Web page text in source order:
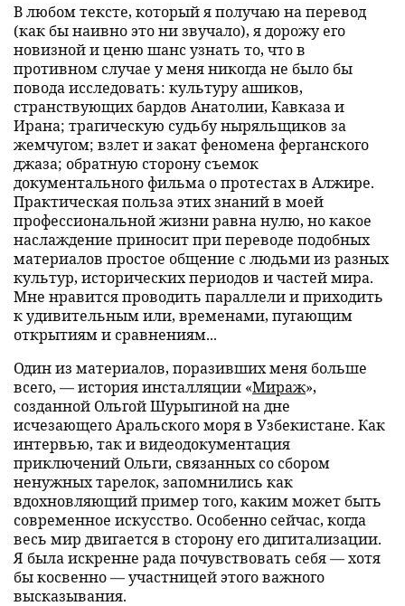
В любом тексте, который я получаю на перевод
(как бы наивно это ни звучало), я дорожу его
новизной и ценю шанс узнать то, что в
противном случае у меня никогда не было бы
повода исследовать: культуру ашиков,
странствующих бардов Анатолии, Кавказа и
Ирана; трагическую судьбу ныряльщиков за
жемчугом; взлет и закат феномена ферганского
джаза; обратную сторону съемок
документального фильма о протестах в Алжире.
Практическая польза этих знаний в моей
профессиональной жизни равна нулю, но какое
наслаждение приносит при переводе подобных
материалов простое общение с людьми из разных
культур, исторических периодов и частей мира.
Мне нравится проводить параллели и приходить
к удивительным или, временами, пугающим
открытиям и сравнениям...
Один из материалов, поразивших меня больше
всего, — история инсталляции «Мираж»,
созданной Ольгой Шурыгиной на дне
исчезающего Аральского моря в Узбекистане. Как
интервью, так и видеодокументация
приключений Ольги, связанных со сбором
ненужных тарелок, запомнились как
вдохновляющий пример того, каким может быть
современное искусство. Особенно сейчас, когда
весь мир двигается в сторону его дигитализации.
Я была искренне рада почувствовать себя — хотя
бы косвенно — участницей этого важного
высказывания.